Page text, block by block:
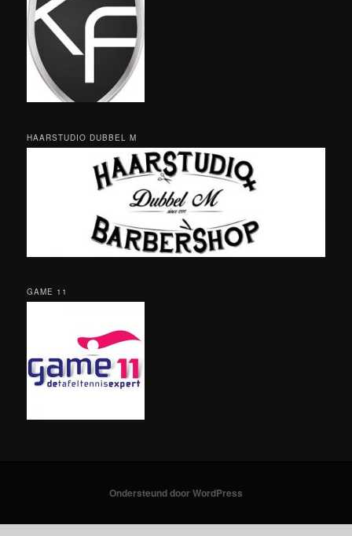
HAARSTUDIO DUBBEL M
GAME 11
Ondersteund door WordPress